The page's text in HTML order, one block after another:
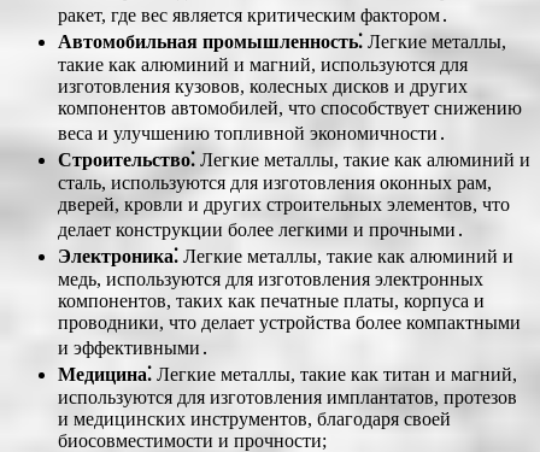
ракет, где вес является критическим фактором․
Автомобильная промышленность⁚ Легкие металлы,
такие как алюминий и магний, используются для
изготовления кузовов, колесных дисков и других
компонентов автомобилей, что способствует снижению
веса и улучшению топливной экономичности․
Строительство⁚ Легкие металлы, такие как алюминий и
сталь, используются для изготовления оконных рам,
дверей, кровли и других строительных элементов, что
делает конструкции более легкими и прочными․
Электроника⁚ Легкие металлы, такие как алюминий и
медь, используются для изготовления электронных
компонентов, таких как печатные платы, корпуса и
проводники, что делает устройства более компактными
и эффективными․
Медицина⁚ Легкие металлы, такие как титан и магний,
используются для изготовления имплантатов, протезов
и медицинских инструментов, благодаря своей
биосовместимости и прочности;